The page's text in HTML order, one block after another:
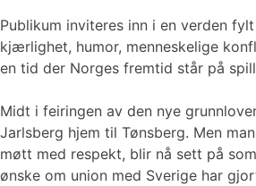
Publikum inviteres inn i en verden
kjærlighet, humor, menneskelige
en tid der Norges fremtid står på
Midt i feiringen av den nye
Jarlsberg hjem til Tønsberg. Men
møtt med respekt, blir nå sett på
ønske om union med Sverige har